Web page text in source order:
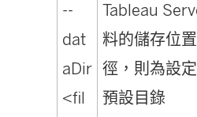
--
dat
aDir
<fil
Tableau
料的儲存位
徑，則為設
預設目錄